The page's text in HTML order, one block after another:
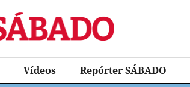
Vídeos Repórter SÁBADO